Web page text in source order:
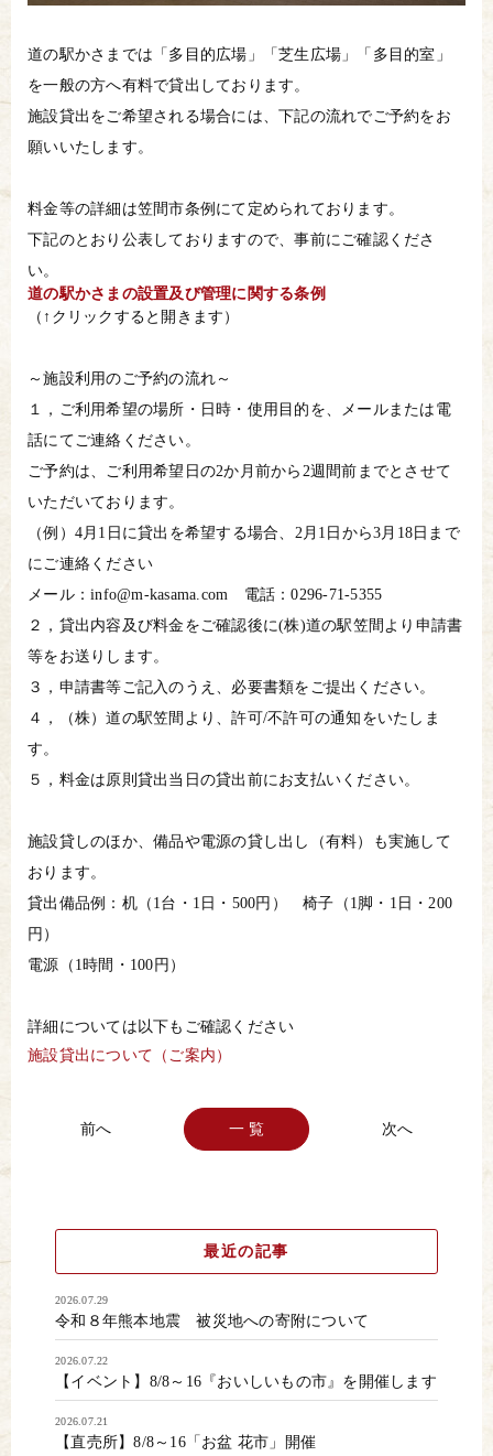
道の駅かさまでは「多目的広場」「芝生広場」「多目的室」
を一般の方へ有料で貸出しております。
施設貸出をご希望される場合には、下記の流れでご予約をお
願いいたします。
料金等の詳細は笠間市条例にて定められております。
下記のとおり公表しておりますので、事前にご確認くださ
い。
道の駅かさまの設置及び管理に関する条例
（↑クリックすると開きます）
～施設利用のご予約の流れ～
１，ご利用希望の場所・日時・使用目的を、メールまたは電
話にてご連絡ください。
ご予約は、ご利用希望日の2か月前から2週間前までとさせて
いただいております。
（例）4月1日に貸出を希望する場合、2月1日から3月18日まで
にご連絡ください
メール：info@m-kasama.com 電話：0296-71-5355
２，貸出内容及び料金をご確認後に(株)道の駅笠間より申請書
等をお送りします。
３，申請書等ご記入のうえ、必要書類をご提出ください。
４，（株）道の駅笠間より、許可/不許可の通知をいたしま
す。
５，料金は原則貸出当日の貸出前にお支払いください。
施設貸しのほか、備品や電源の貸し出し（有料）も実施して
おります。
貸出備品例：机（1台・1日・500円） 椅子（1脚・1日・200
円）
電源（1時間・100円）
詳細については以下もご確認ください
施設貸出について（ご案内）
一 覧
最近の記事
2026.07.29
令和８年熊本地震 被災地への寄附について
2026.07.22
【イベント】8/8～16『おいしいもの市』を開催します
2026.07.21
【直売所】8/8～16「お盆 花市」開催